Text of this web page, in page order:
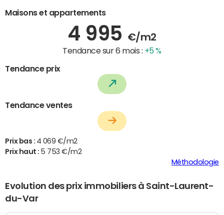
Maisons et appartements
4 995 €/m2
Tendance sur 6 mois : +5 %
Tendance prix
Tendance ventes
Prix bas : 4 069 €/m2
Prix haut : 5 753 €/m2
Méthodologie
Evolution des prix immobiliers à Saint-Laurent-
du-Var